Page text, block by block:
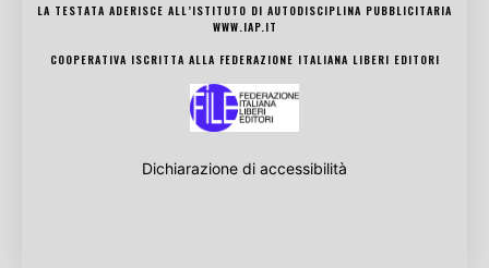
LA TESTATA ADERISCE ALL’ISTITUTO DI AUTODISCIPLINA PUBBLICITARIA
WWW.IAP.IT
COOPERATIVA ISCRITTA ALLA FEDERAZIONE ITALIANA LIBERI EDITORI
Dichiarazione di accessibilità